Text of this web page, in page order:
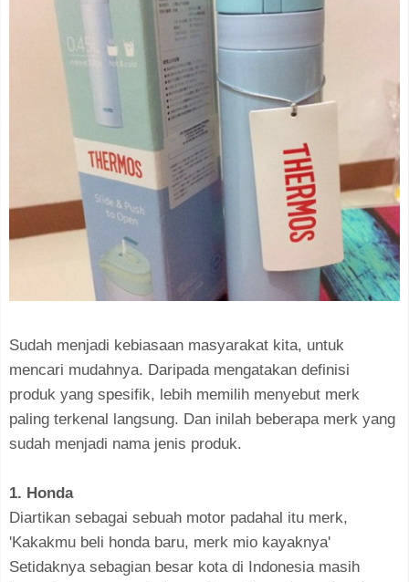
Sudah menjadi kebiasaan masyarakat kita, untuk
mencari mudahnya. Daripada mengatakan definisi
produk yang spesifik, lebih memilih menyebut merk
paling terkenal langsung. Dan inilah beberapa merk yang
sudah menjadi nama jenis produk.
1. Honda
Diartikan sebagai sebuah motor padahal itu merk,
'Kakakmu beli honda baru, merk mio kayaknya'
Setidaknya sebagian besar kota di Indonesia masih